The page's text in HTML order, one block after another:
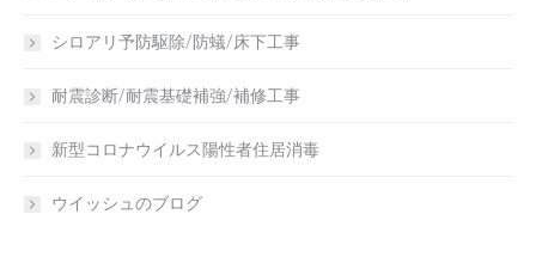
シロアリ予防駆除/防蟻/床下工事
耐震診断/耐震基礎補強/補修工事
新型コロナウイルス陽性者住居消毒
ウイッシュのブログ